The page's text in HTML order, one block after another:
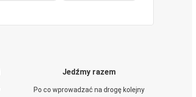
Jedźmy razem
Po co wprowadzać na drogę kolejny